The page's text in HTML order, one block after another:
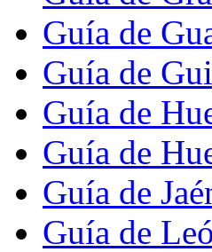
Guía de
Guía de
Guía de
Guía de
Guía de
Guía de